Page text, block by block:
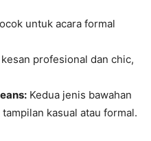
untuk acara formal
profesional dan chic,
Kedua jenis bawahan
kasual atau formal.